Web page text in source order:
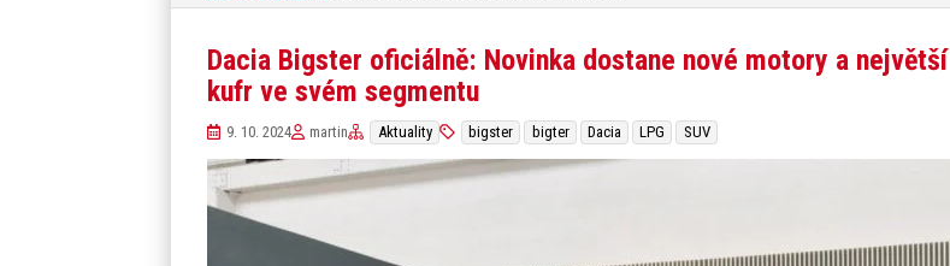
Dacia Bigster oficiálně: Novinka dostane nové motory a největší
kufr ve svém segmentu
9. 10. 2024 martin Aktuality bigster bigter Dacia LPG SUV